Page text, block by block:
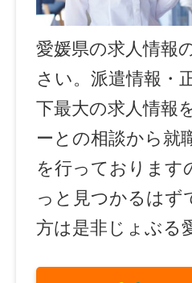
愛媛県の求人情報
さい。派遣情報・
下最大の求人情報
ーとの相談から就
を行っております
っと見つかるはず
方は是非じょぶる